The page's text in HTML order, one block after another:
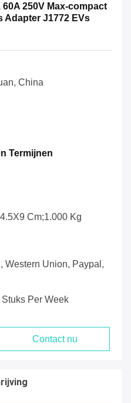
250V Max-compact
Adapter J1772 EVs
China
Termijnen
Cm;1.000 Kg
Western Union, Paypal,
Per Week
Contact nu